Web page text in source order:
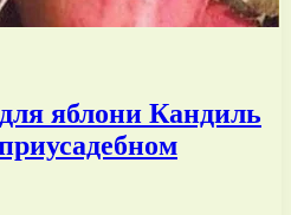
яблони Кандиль